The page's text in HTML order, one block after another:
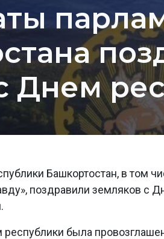
Днем
Башкортостан, в том
поздравили земляков с
была